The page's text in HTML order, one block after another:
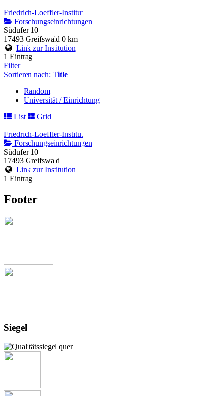
Friedrich-Loeffler-Institut
Forschungseinrichtungen
Südufer 10
17493 Greifswald 0 km
Link zur Institution
1 Eintrag
Filter
Sortieren nach: Title
Random
Universität / Einrichtung
List
Grid
Friedrich-Loeffler-Institut
Forschungseinrichtungen
Südufer 10
17493 Greifswald
Link zur Institution
1 Eintrag
Footer
Siegel